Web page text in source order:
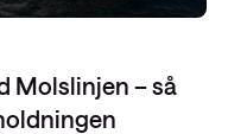
Molslinjen – så